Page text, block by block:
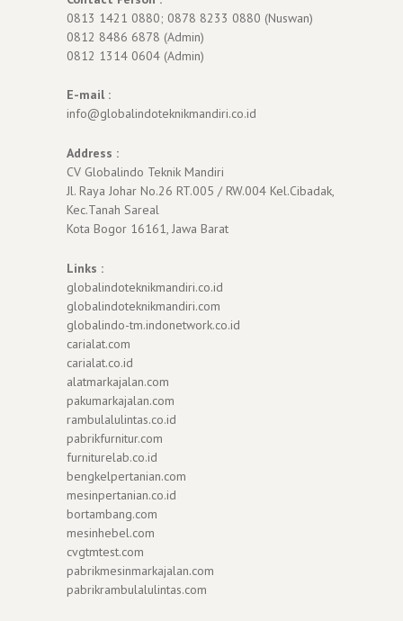
0813 1421 0880; 0878 8233 0880 (Nuswan)
0812 8486 6878 (Admin)
0812 1314 0604 (Admin)
E-mail :
info@globalindoteknikmandiri.co.id
Address :
CV Globalindo Teknik Mandiri
Jl. Raya Johar No.26 RT.005 / RW.004 Kel.Cibadak,
Kec.Tanah Sareal
Kota Bogor 16161, Jawa Barat
Links :
globalindoteknikmandiri.co.id
globalindoteknikmandiri.com
globalindo-tm.indonetwork.co.id
carialat.com
carialat.co.id
alatmarkajalan.com
pakumarkajalan.com
rambulalulintas.co.id
pabrikfurnitur.com
furniturelab.co.id
bengkelpertanian.com
mesinpertanian.co.id
bortambang.com
mesinhebel.com
cvgtmtest.com
pabrikmesinmarkajalan.com
pabrikrambulalulintas.com